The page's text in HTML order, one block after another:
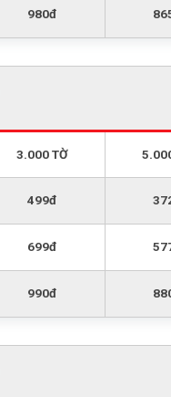
980đ
3.000 TỜ
499đ
699đ
990đ